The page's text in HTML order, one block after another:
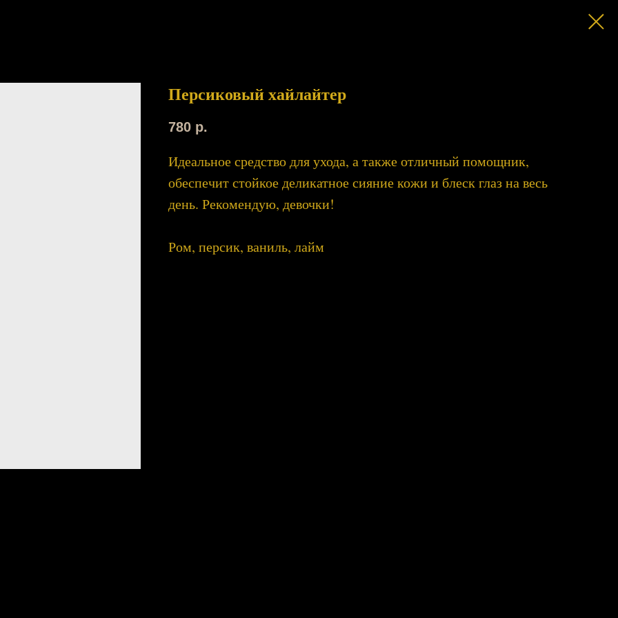
Персиковый хайлайтер
780 р.
Идеальное средство для ухода, а также отличный помощник,
обеспечит стойкое деликатное сияние кожи и блеск глаз на весь
день. Рекомендую, девочки!
Ром, персик, ваниль, лайм